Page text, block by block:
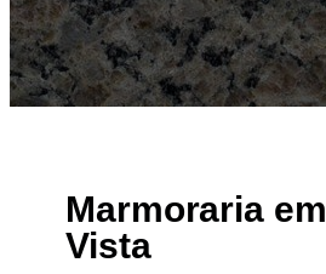
Marmoraria
Vista